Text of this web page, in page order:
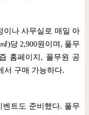
이나 사무실로 매일 아
㎖)당2,900원이며 , 풀무
홈페이지 , 풀무원 공
서 구매 가능하다.
벤트도 준비했다. 풀무